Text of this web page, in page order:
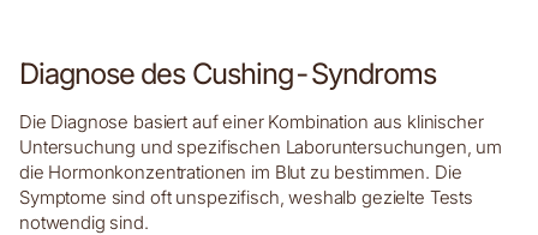
Diagnose des Cushing-Syndroms
Die Diagnose basiert auf einer Kombination aus klinischer
Untersuchung und spezifischen Laboruntersuchungen, um
die Hormonkonzentrationen im Blut zu bestimmen. Die
Symptome sind oft unspezifisch, weshalb gezielte Tests
notwendig sind.